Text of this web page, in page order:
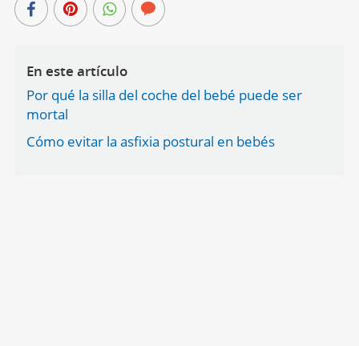
En este artículo
Por qué la silla del coche del bebé puede ser
mortal
Cómo evitar la asfixia postural en bebés